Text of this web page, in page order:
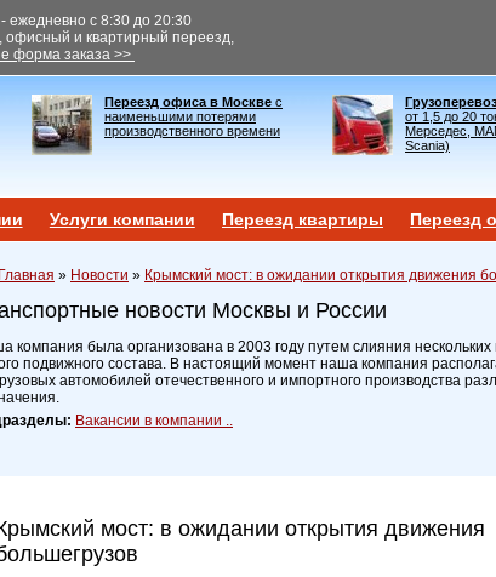
ежедневно с 8:30 до 20:30
офисный и квартирный переезд,
форма заказа >>
Переезд офиса в Москве с
наименьшими потерями
производственного времени
от 1,5 до 20
Мерседес,
Scania)
Услуги компании Переезд квартиры Переезд
Главная » Новости » Крымский мост: в ожидании открытия движения
новости Москвы и России
компания была организована в 2003 году путем слияния
подвижного состава. В настоящий момент наша компания
автомобилей отечественного и импортного производства
Вакансии в компании ..
мост: в ожидании открытия движения